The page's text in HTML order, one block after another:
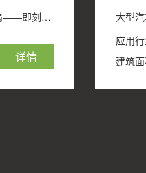
美团推荐！大王通风工业大风扇——即刻降温，畅享清凉！
详情
大型
应用
建筑